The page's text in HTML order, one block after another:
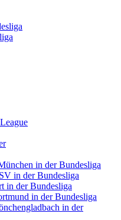
in der Bundesliga
in der Bundesliga
in der Bundesliga
in der Bundesliga
in der